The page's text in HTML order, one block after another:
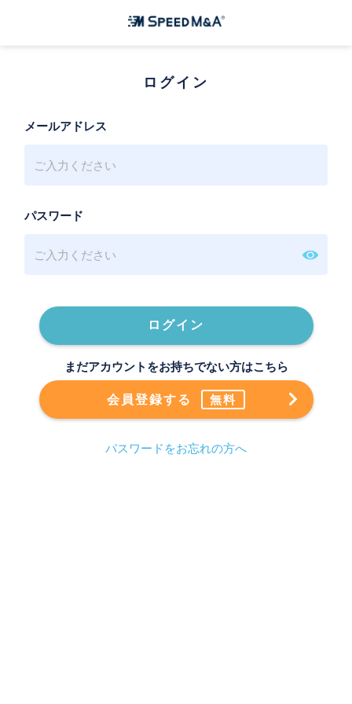
ログイン
メールアドレス
パスワード
ログイン
まだアカウントをお持ちでない方はこちら
会員登録する 無料
パスワードをお忘れの方へ